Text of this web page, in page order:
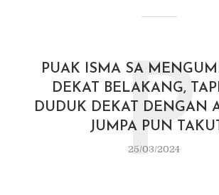
PUAK ISMA SA
DEKAT BELAKANG,
DUDUK DEKAT DENGAN
JUMPA PUN
25/03/2024
P